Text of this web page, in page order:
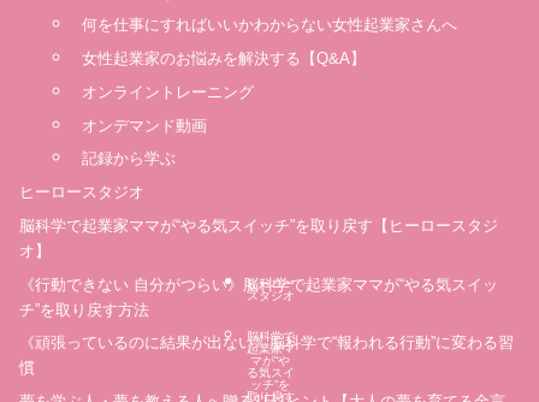
何を仕事にすればいいかわからない女性起業家さんへ
女性起業家のお悩みを解決する【Q&A】
オンライントレーニング
オンデマンド動画
記録から学ぶ
ヒーロースタジオ
脳科学で起業家ママが“やる気スイッチ”を取り戻す【ヒーロースタジ
オ】
《行動できない 自分がつらい》脳科学で起業家ママが“やる気スイッ
チ”を取り戻す方法
《頑張っているのに結果が出ない》脳科学で“報われる行動”に変わる習
慣
ヒーロー
スタジオ
脳科学で
起業家マ
マが“や
る気スイ
ッチ”を
取り戻す